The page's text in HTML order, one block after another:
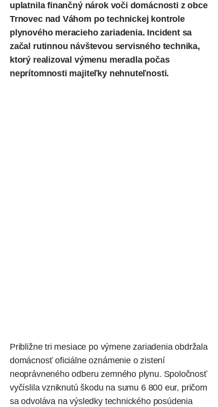
uplatnilafinančný nárok voči domácnosti z obce
Trnovec nad Váhom po technickej kontrole
plynového meracieho zariadenia. Incident sa
začal rutinnou návštevou servisného technika,
ktorý realizoval výmenu meradla počas
neprítomnosti majiteľky nehnuteľnosti.
Približne tri mesiace po výmene zariadenia obdržala
domácnosť oficiálne oznámenie o zistení
neoprávneného odberu zemného plynu. Spoločnosť
vyčíslila vzniknutú škodu na sumu 6 800 eur, pričom
sa odvoláva na výsledky technického posúdenia